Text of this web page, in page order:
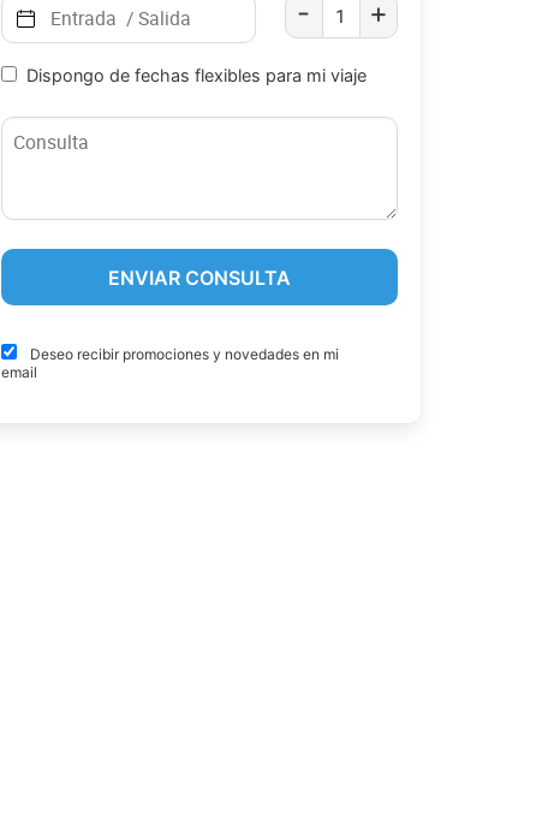
- +
Dispongo de fechas flexibles para mi viaje
Deseo recibir promociones y novedades en mi
email